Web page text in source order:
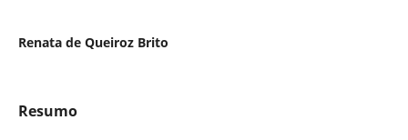
Renata de Queiroz Brito
Resumo